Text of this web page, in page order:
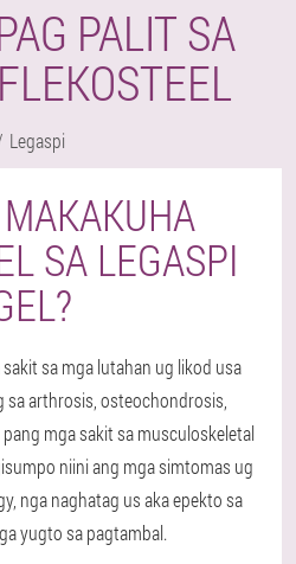
PALIT SA
Legaspi
SA LEGASPI
sa mga lutahan ug likod usa
sa arthrosis, osteochondrosis,
mga sakit sa musculoskeletal
niini ang mga simtomas ug
nga naghatag us aka epekto sa
yugto sa pagtambal.